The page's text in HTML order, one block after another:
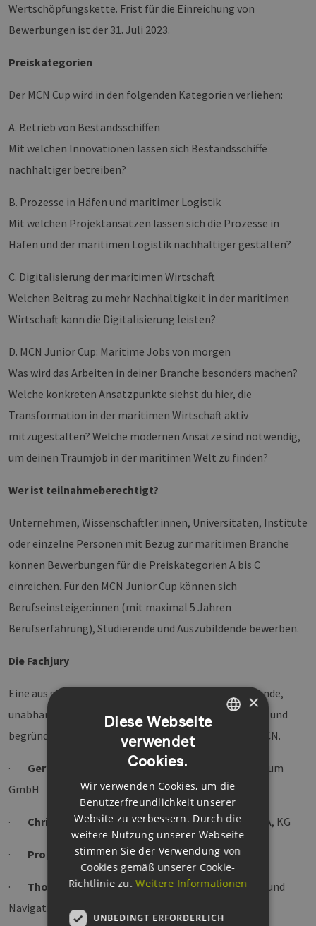
Wertschöpfungskette. Frist für die Einreichung von
Bewerbungen ist der 31. Juli 2023.
Preiskategorien
Der MCN Cup wird in den folgenden Kategorien verliehen:
A. Betrieb von Bestandsschiffen
Mit welchen Innovationen lassen sich Bestandsschiffe
nachhaltiger betreiben?
B. Prozesse in Häfen und maritimer Logistik
Mit welchen Projektansätzen lassen sich die Prozesse in
Häfen und der maritimen Logistik nachhaltiger gestalten?
C. Digitalisierung der maritimen Wirtschaft
Welchen Beitrag zu mehr Nachhaltigkeit in der maritimen
Wirtschaft kann die Digitalisierung leisten?
D. MCN Junior Cup: Maritime Jobs von morgen
Was wird das Arbeiten in deiner Branche besonders machen?
Welche konkreten Ansatzpunkte siehst du hier, die
Transformation in der maritimen Wirtschaft aktiv
mitzugestalten? Welche modernen Ansätze sind notwendig,
um deinen Traumjob in der maritimen Welt zu finden?
Wer ist teilnahmeberechtigt?
Unternehmen, Wissenschaftler:innen, Universitäten, Institute
oder einzelne Personen mit Bezug zur maritimen Branche
können Bewerbungen für die Preiskategorien A bis C
einreichen. Für den MCN Junior Cup können sich
Berufseinsteiger:innen (mit maximal 5 Jahren
Berufserfahrung), Studierende und Auszubildende bewerben.
Die Fachjury
Eine aus sieben maritimen Persönlichkeiten bestehende,
unabhängige Fachjury, wählt die Preisträger:innen aus und
begründet ihre Entscheidung vor dem Vorstand des MCN.
· Gerrit Küther
, ma-co maritimes competenzcentrum
GmbH
· Christian Lankenau, EUROGATE GmbH & Co.KGaA, KG
· Prof. Dr.-Ing. Hinrich Mohr , GasKraft Engineering
· Thoralf Noack, DLR Institut für Kommunikation und
Navigation
GERMAN
×
Diese Webseite
verwendet
Cookies.
Wir verwenden Cookies, um die
Benutzerfreundlichkeit unserer
Website zu verbessern. Durch die
weitere Nutzung unserer Webseite
stimmen Sie der Verwendung von
Cookies gemäß unserer Cookie-
Richtlinie zu. Weitere Informationen
UNBEDINGT ERFORDERLICH